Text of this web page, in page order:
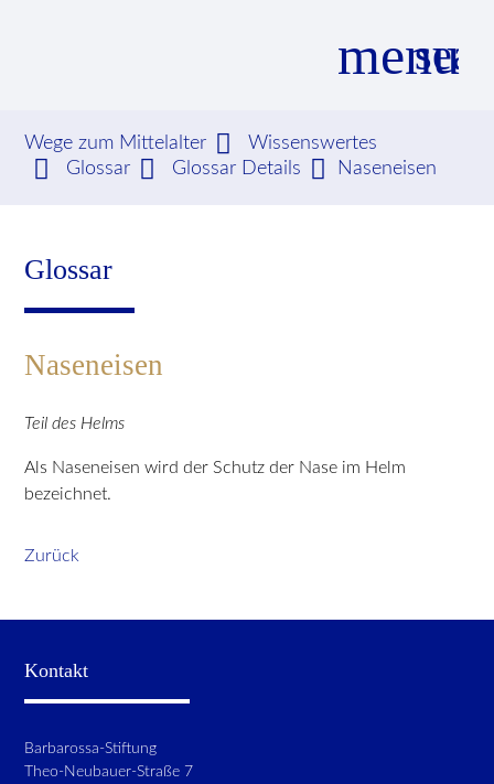
menu
Suchbegriffe SUCHEN
Wege zum Mittelalter
Wissenswertes
Glossar
Glossar Details Naseneisen
Glossar
Naseneisen
Teil des Helms
Als Naseneisen wird der Schutz der Nase im Helm
bezeichnet.
Zurück
Kontakt
Barbarossa-Stiftung
Theo-Neubauer-Straße 7